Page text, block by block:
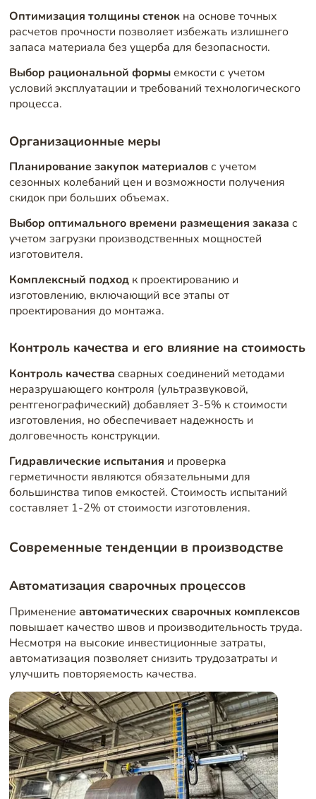
Оптимизация толщины стенокна основе точных
расчетов прочности позволяет избежать излишнего
запаса материала без ущерба для безопасности.
Выбор рациональной формыемкости с учетом
условий эксплуатации и требований технологического
процесса.
Организационные меры
Планирование закупок материаловс учетом
сезонных колебаний цен и возможности получения
скидок при больших объемах.
Выбор оптимального времени размещения заказа с
учетом загрузки производственных мощностей
изготовителя.
Комплексный подходк проектированию и
изготовлению, включающий все этапы от
проектирования до монтажа.
Контроль качества и его влияние на стоимость
Контроль качества сварных соединений методами
неразрушающего контроля (ультразвуковой,
рентгенографический) добавляет 3-5% к стоимости
изготовления, но обеспечивает надежность и
долговечность конструкции.
Гидравлические испытания и проверка
герметичности являются обязательными для
большинства типов емкостей. Стоимость испытаний
составляет 1-2% от стоимости изготовления.
Современные тенденции в производстве
Автоматизация сварочных процессов
Применение автоматических сварочных комплексов
повышает качество швов и производительность труда.
Несмотря на высокие инвестиционные затраты,
автоматизация позволяет снизить трудозатраты и
улучшить повторяемость качества.